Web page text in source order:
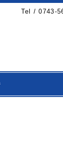
Tel / 0743-